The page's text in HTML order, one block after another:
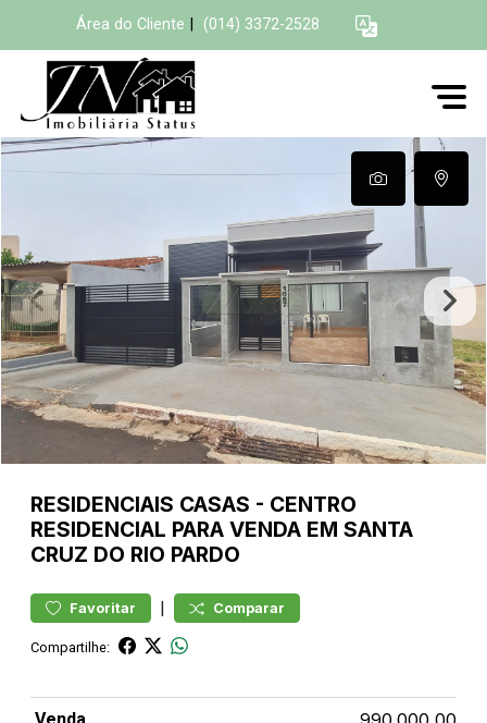
Área do Cliente (014) 3372-2528
RESIDENCIAIS CASAS - CENTRO
RESIDENCIAL PARA VENDA EM SANTA
CRUZ DO RIO PARDO
Favoritar | Comparar
Compartilhe: